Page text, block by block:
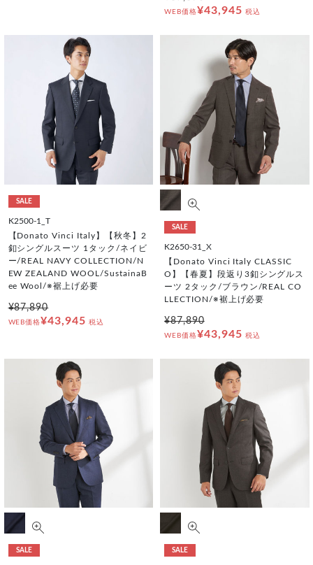
WEB価格¥43,945 税込
SALE
K2500-1_T
【Donato Vinci Italy】【秋冬】2
釦シングルスーツ 1タック/ネイビ
ー/REAL NAVY COLLECTION/N
EW ZEALAND WOOL/SustainaB
ee Wool/※裾上げ必要
¥87,890
WEB価格¥43,945 税込
SALE
K2650-31_X
【Donato Vinci Italy CLASSIC
O】【春夏】段返り3釦シングルス
ーツ 2タック/ブラウン/REAL CO
LLECTION/※裾上げ必要
¥87,890
WEB価格¥43,945 税込
SALE SALE